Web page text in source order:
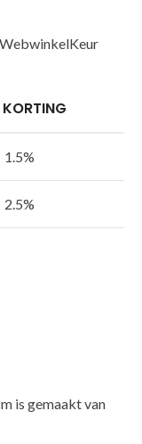
KORTING
1.5%
2.5%
is gemaakt van